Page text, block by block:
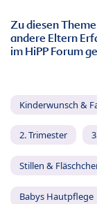
Zu diesen
andere Eltern
im HiPP Forum
Kinderwunsch &
2. Trimester
Stillen &
Babys Hautpflege